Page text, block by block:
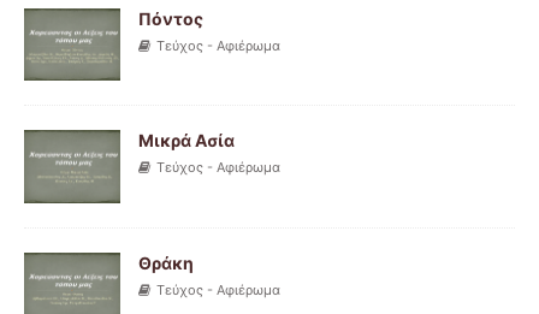
Πόντος
Τεύχος - Αφιέρωμα
Μικρά Ασία
Τεύχος - Αφιέρωμα
Θράκη
Τεύχος - Αφιέρωμα